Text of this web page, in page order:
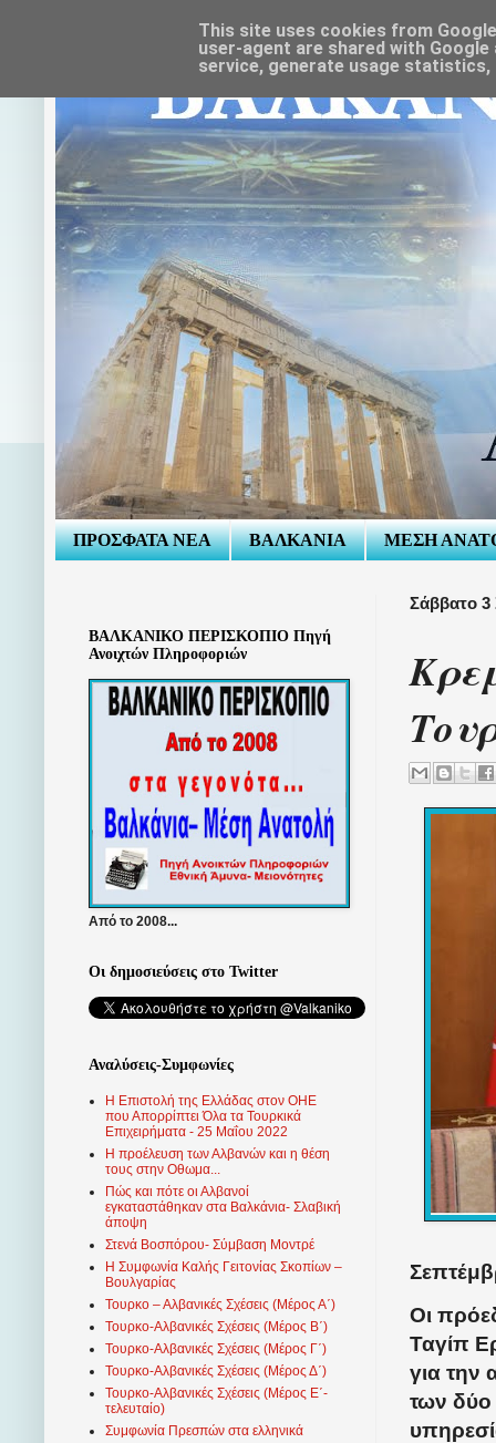
ΠΡΟΣΦΑΤΑ ΝΕΑ ΒΑΛΚΑΝΙΑ ΜΕΣΗ
Σάββατο 3
Οι
Ταγίπ
για την
των δύο
ΒΑΛΚΑΝΙΚΟ ΠΕΡΙΣΚΟΠΙΟ Πηγή
Ανοιχτών Πληροφοριών
Από το 2008...
Οι δημοσιεύσεις στο Twitter
Αναλύσεις-Συμφωνίες
Η Επιστολή της Ελλάδας στον ΟΗΕ
που Απορρίπτει Όλα τα Τουρκικά
Επιχειρήματα - 25 Μαΐου 2022
Η προέλευση των Αλβανών και η θέση
τους στην Οθωμα...
Πώς και πότε οι Αλβανοί
εγκαταστάθηκαν στα Βαλκάνια- Σλαβική
άποψη
Στενά Βοσπόρου- Σύμβαση Μοντρέ
Η Συμφωνία Καλής Γειτονίας Σκοπίων –
Βουλγαρίας
Τουρκο – Αλβανικές Σχέσεις (Mέρος Α΄)
Τουρκο-Αλβανικές Σχέσεις (Μέρος Β΄)
Τουρκο-Αλβανικές Σχέσεις (Μέρος Γ΄)
Τουρκο-Αλβανικές Σχέσεις (Μέρος Δ΄)
Τουρκο-Αλβανικές Σχέσεις (Μέρος Ε΄-
τελευταίο)
Συμφωνία Πρεσπών στα ελληνικά
This site uses cookies from
user-agent are shared with
service, generate usage statistics,